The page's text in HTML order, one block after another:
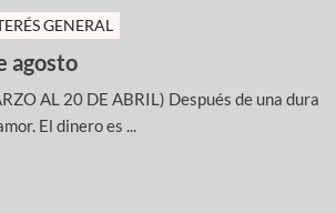
GENERAL
agosto
AL 20 DE ABRIL) Después de una dura
El dinero es ...